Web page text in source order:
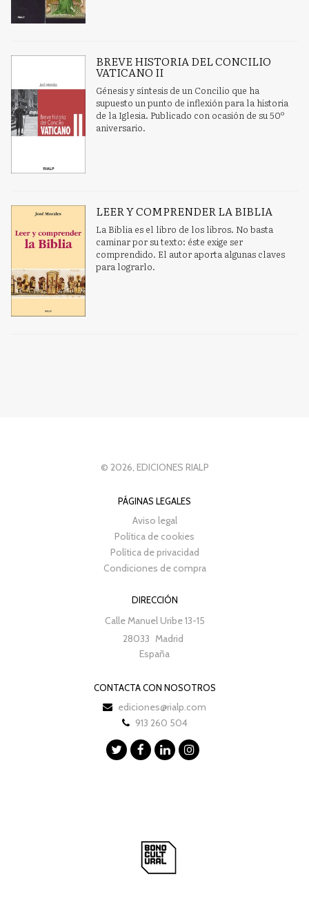
BREVE HISTORIA DEL CONCILIO
VATICANO II
Génesis y síntesis de un Concilio que ha
supuesto un punto de inflexión para la historia
de la Iglesia. Publicado con ocasión de su 50º
aniversario.
LEER Y COMPRENDER LA BIBLIA
La Biblia es el libro de los libros. No basta
caminar por su texto: éste exige ser
comprendido. El autor aporta algunas claves
para lograrlo.
© 2026, EDICIONES RIALP
PÁGINAS LEGALES
Aviso legal
Política de cookies
Política de privacidad
Condiciones de compra
DIRECCIÓN
Calle Manuel Uribe 13-15
28033 Madrid
España
CONTACTA CON NOSOTROS
ediciones@rialp.com
913 260 504